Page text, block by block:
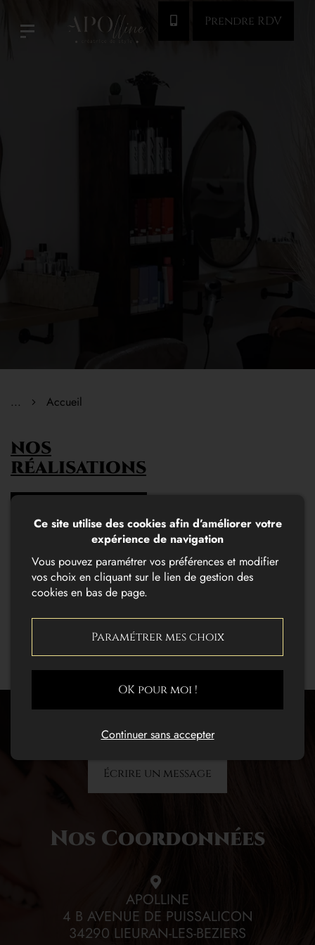
Prendre RDV
... Accueil
NOS
RÉALISATIONS
galerie
Écrire un message
Nos Coordonnées
APOLLINE
4 B AVENUE DE PUISSALICON
34290 LIEURAN-LES-BEZIERS
Ce site utilise des cookies afin d’améliorer votre
expérience de navigation
Vous pouvez paramétrer vos préférences et modifier
vos choix en cliquant sur le lien de gestion des
cookies en bas de page.
Paramétrer mes choix
OK pour moi !
Continuer sans accepter